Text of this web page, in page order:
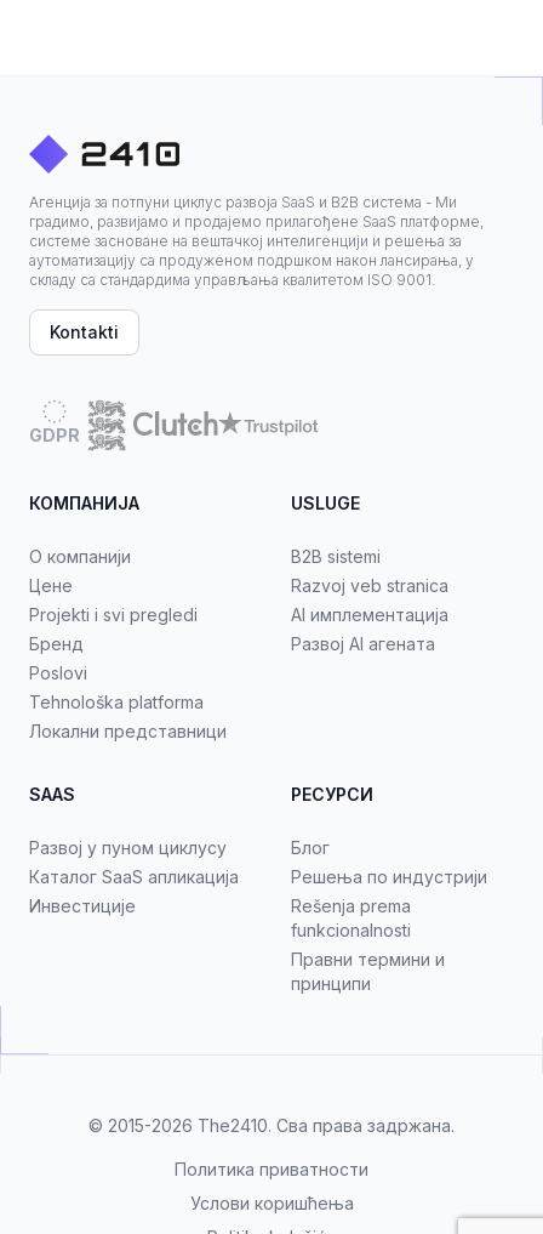
Агенција за потпуни циклус развоја SaaS и B2B система - Ми
градимо, развијамо и продајемо прилагођене SaaS платформе,
системе засноване на вештачкој интелигенцији и решења за
аутоматизацију са продуженом подршком након лансирања, у
складу са стандардима управљања квалитетом ISO 9001.
Kontakti
GDPR
КОМПАНИЈА
О компанији
Цене
Projekti i svi pregledi
Бренд
Poslovi
Tehnološka platforma
Локални представници
USLUGE
B2B sistemi
Razvoj veb stranica
AI имплементација
Развој AI агената
SAAS
Развој у пуном циклусу
Каталог SaaS апликација
Инвестиције
РЕСУРСИ
Блог
Решења по индустрији
Rešenja prema
funkcionalnosti
Правни термини и
принципи
© 2015-2026 The2410. Сва права задржана.
Политика приватности
Услови коришћења